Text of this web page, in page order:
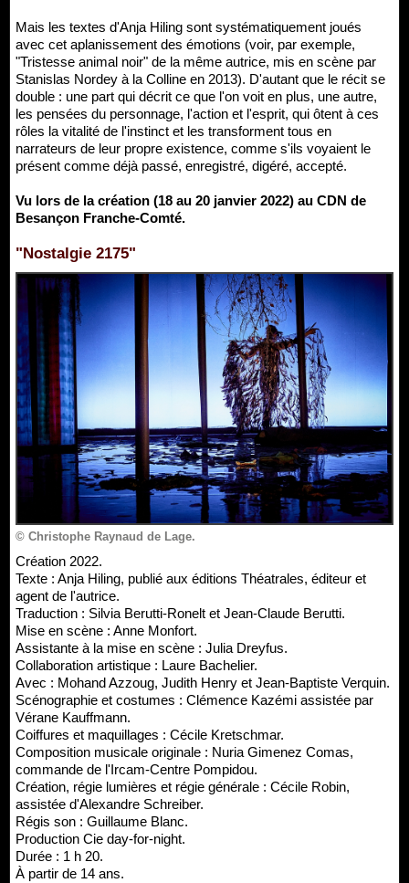
Mais les textes d'Anja Hiling sont systématiquement joués
avec cet aplanissement des émotions (voir, par exemple,
"Tristesse animal noir" de la même autrice, mis en scène par
Stanislas Nordey à la Colline en 2013). D'autant que le récit se
double : une part qui décrit ce que l'on voit en plus, une autre,
les pensées du personnage, l'action et l'esprit, qui ôtent à ces
rôles la vitalité de l'instinct et les transforment tous en
narrateurs de leur propre existence, comme s'ils voyaient le
présent comme déjà passé, enregistré, digéré, accepté.
Vu lors de la création (18 au 20 janvier 2022) au CDN de
Besançon Franche-Comté.
"Nostalgie 2175"
© Christophe Raynaud de Lage.
Création 2022.
Texte : Anja Hiling, publié aux éditions Théatrales, éditeur et
agent de l'autrice.
Traduction : Silvia Berutti-Ronelt et Jean-Claude Berutti.
Mise en scène : Anne Monfort.
Assistante à la mise en scène : Julia Dreyfus.
Collaboration artistique : Laure Bachelier.
Avec : Mohand Azzoug, Judith Henry et Jean-Baptiste Verquin.
Scénographie et costumes : Clémence Kazémi assistée par
Vérane Kauffmann.
Coiffures et maquillages : Cécile Kretschmar.
Composition musicale originale : Nuria Gimenez Comas,
commande de l'Ircam-Centre Pompidou.
Création, régie lumières et régie générale : Cécile Robin,
assistée d'Alexandre Schreiber.
Régis son : Guillaume Blanc.
Production Cie day-for-night.
Durée : 1 h 20.
À partir de 14 ans.